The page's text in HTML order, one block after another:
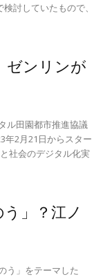
討していたもので、
ゼンリンが
ル田園都市推進協議
年2月21日からスター
社会のデジタル化実
」？江ノ
う」をテーマした